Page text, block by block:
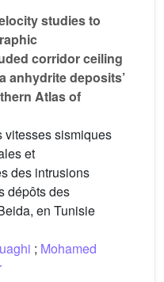
studies to
corridor ceiling
anhydrite deposits’
Atlas of
vitesses sismiques
et
des intrusions
dépôts des
en Tunisie
; Mohamed